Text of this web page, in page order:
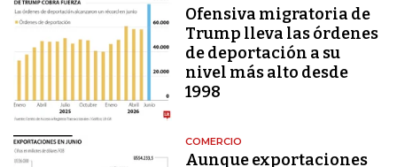
Ofensiva migratoria de
Trump lleva las órdenes
de deportación a su
nivel más alto desde
1998
COMERCIO
Aunque exportaciones